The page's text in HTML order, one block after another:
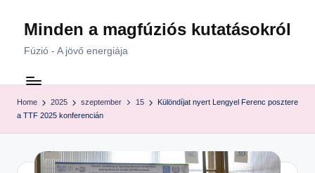
Minden a magfúziós kutatásokról
Fúzió - A jövő energiája
Home 2025 szeptember 15
Különdíjat nyert Lengyel Ferenc posztere
a TTF 2025 konferencián